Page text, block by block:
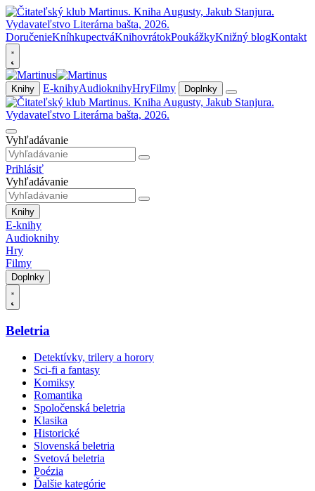
DoručenieKníhkupectváKnihovrátokPoukážkyKnižný blogKontakt
Knihy E-knihyAudioknihyHryFilmy Doplnky
Vyhľadávanie
Prihlásiť
Vyhľadávanie
Knihy
E-knihy
Audioknihy
Hry
Filmy
Doplnky
Beletria
Detektívky, trilery a horory
Sci-fi a fantasy
Komiksy
Romantika
Spoločenská beletria
Klasika
Historické
Slovenská beletria
Svetová beletria
Poézia
Ďalšie kategórie